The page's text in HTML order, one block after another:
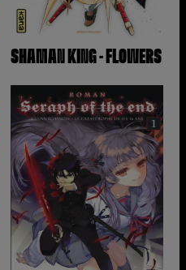
SHAMAN KING - FLOWERS